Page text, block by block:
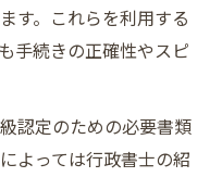
す。これらを利用する
手続きの正確性やスピ
認定のための必要書類
よっては行政書士の紹